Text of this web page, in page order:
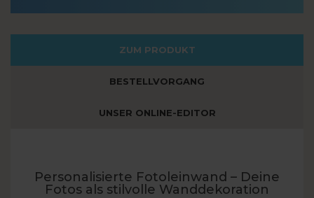
ZUM PRODUKT
BESTELLVORGANG
UNSER ONLINE-EDITOR
Personalisierte Fotoleinwand – Deine
Fotos als stilvolle Wanddekoration